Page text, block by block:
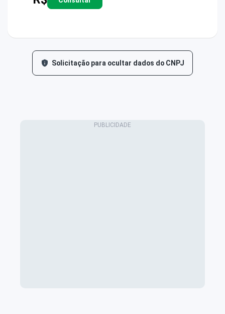
Solicitação para ocultar dados do CNPJ